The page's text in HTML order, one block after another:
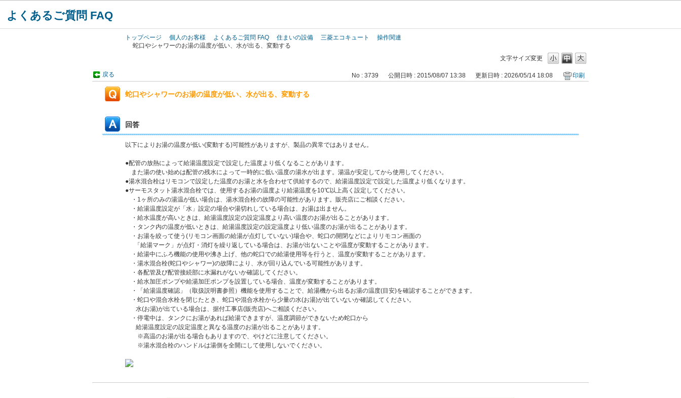
よくあるご質問 FAQ
トップページ 個人のお客様 よくあるご質問 FAQ 住まいの設備 三菱エコキュート
操作関連
蛇口やシャワーのお湯の温度が低い、水が出る、変動する
文字サイズ変更
戻る No : 3739 公開日時 : 2015/08/07 13:38 更新日時 : 2026/05/14 18:08 印刷
蛇口やシャワーのお湯の温度が低い、水が出る、変動する
回答
以下によりお湯の温度が低い(変動する)可能性がありますが、製品の異常ではありません。
●配管の放熱によって給湯温度設定で設定した温度より低くなることがあります。
また湯の使い始めは配管の残水によって一時的に低い温度の湯水が出ます。湯温が安定してから使用してください。
●湯水混合栓はリモコンで設定した温度のお湯と水を合わせて供給するので、給湯温度設定で設定した温度より低くなります。
●サーモスタット湯水混合栓では、使用するお湯の温度より給湯温度を10℃以上高く設定してください。
・1ヶ所のみの湯温が低い場合は、湯水混合栓の故障の可能性があります。販売店にご相談ください。
・給湯温度設定が「水」設定の場合や湯切れしている場合は、お湯は出ません。
・給水温度が高いときは、給湯温度設定の設定温度より高い温度のお湯が出ることがあります。
・タンク内の温度が低いときは、給湯温度設定の設定温度より低い温度のお湯が出ることがあります。
・お湯を絞って使う(リモコン画面の給湯が点灯していない)場合や、蛇口の開閉などによりリモコン画面の
「給湯マーク」が点灯・消灯を繰り返している場合は、お湯が出ないことや温度が変動することがあります。
・給湯中にふろ機能の使用や沸き上げ、他の蛇口での給湯使用等を行うと、温度が変動することがあります。
・湯水混合栓(蛇口やシャワー)の故障により、水が回り込んでいる可能性があります。
・各配管及び配管接続部に水漏れがないか確認してください。
・給水加圧ポンプや給湯加圧ポンプを設置している場合、温度が変動することがあります。
・「給湯温度確認」（取扱説明書参照）機能を使用することで、給湯機から出るお湯の温度(目安)を確認することができます。
・蛇口や混合水栓を閉じたとき、蛇口や混合水栓から少量の水(お湯)が出ていないか確認してください。
水(お湯)が出ている場合は、据付工事店(販売店)へご相談ください。
・停電中は、タンクにお湯があれば給湯できますが、温度調節ができないため蛇口から
給湯温度設定の設定温度と異なる温度のお湯が出ることがあります。
※高温のお湯が出る場合もありますので、やけどに注意してください。
※湯水混合栓のハンドルは湯側を全開にして使用しないでください。